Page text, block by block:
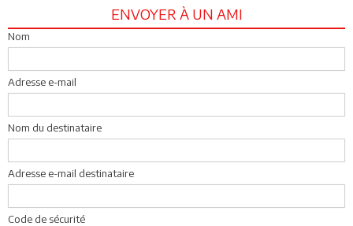
ENVOYER À UN AMI
Nom
Adresse e-mail
Nom du destinataire
Adresse e-mail destinataire
Code de sécurité